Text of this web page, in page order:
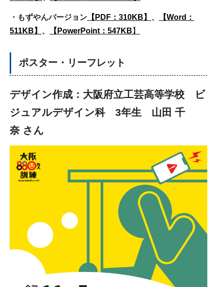
・もずやんバージョン 【PDF：310KB】 、
【Word：
511KB】 、 【PowerPoint：547KB 】
ポスター・リーフレット
デザイン作成：大阪府立工芸高等学校 ビ
ジュアルデザイン科 3年生 山田 千
奈 さん